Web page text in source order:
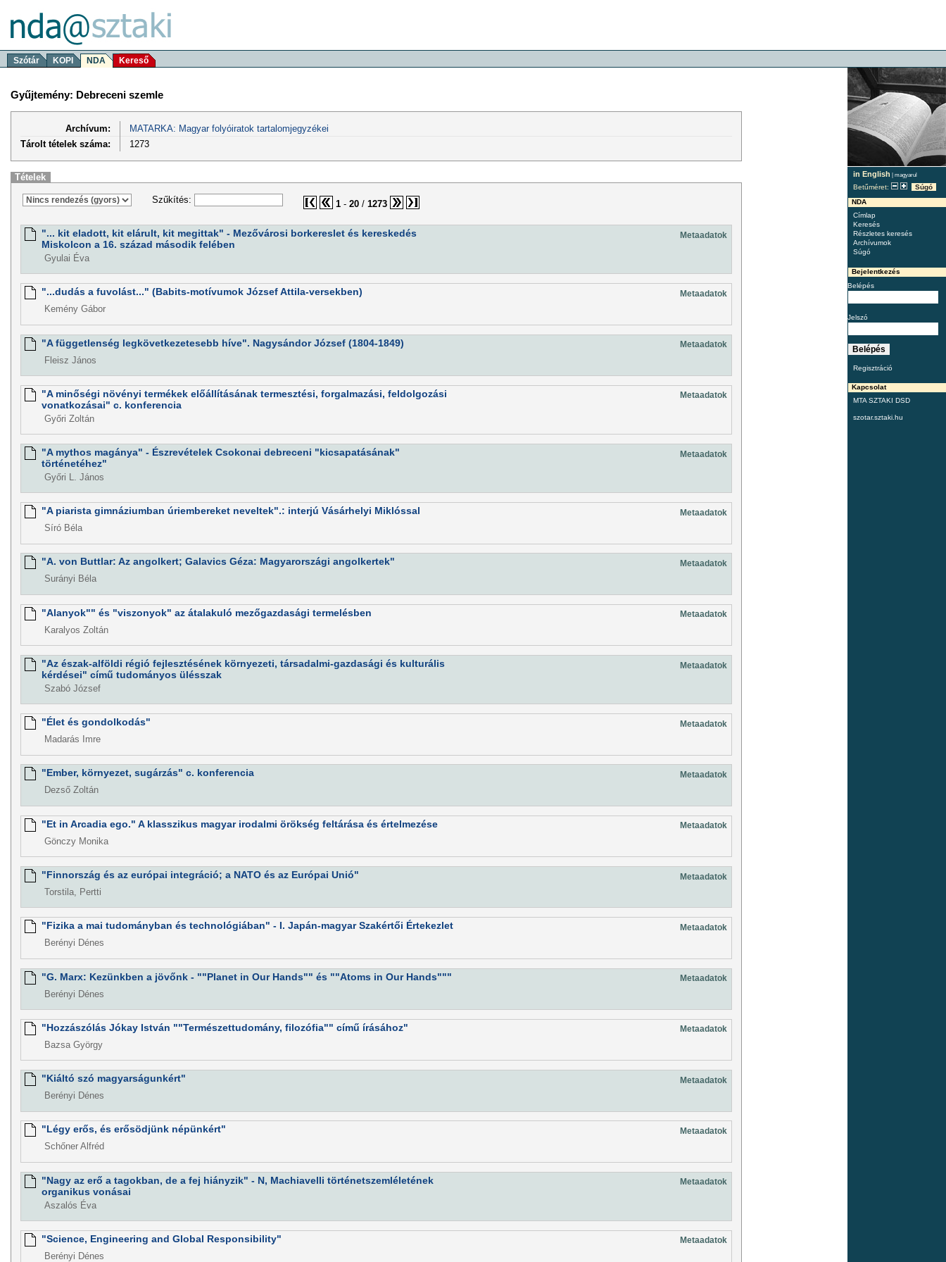
Szótár KOPI NDA Kereső
in English | magyarul
Betűméret:
Súgó
NDA
Címlap
Keresés
Részletes keresés
Archívumok
Súgó
Bejelentkezés
Belépés
Jelszó
Regisztráció
Kapcsolat
MTA SZTAKI DSD
szotar.sztaki.hu
Gyűjtemény: Debreceni szemle
Archívum:
MATARKA: Magyar folyóiratok tartalomjegyzékei
Tárolt tételek száma:
1273
Tételek
Szűkítés: 1- 20/ 1273
"... kit eladott, kit elárult, kit megittak" - Mezővárosi borkereslet és kereskedés
Miskolcon a 16. század második felében
Metaadatok
Gyulai Éva
"...dudás a fuvolást..." (Babits-motívumok József Attila-versekben) Metaadatok
Kemény Gábor
"A függetlenség legkövetkezetesebb híve". Nagysándor József (1804-1849) Metaadatok
Fleisz János
"A minőségi növényi termékek előállításának termesztési, forgalmazási, feldolgozási
vonatkozásai" c. konferencia
Metaadatok
Győri Zoltán
"A mythos magánya" - Észrevételek Csokonai debreceni "kicsapatásának"
történetéhez"
Metaadatok
Győri L. János
"A piarista gimnáziumban úriembereket neveltek".: interjú Vásárhelyi Miklóssal Metaadatok
Síró Béla
"A. von Buttlar: Az angolkert; Galavics Géza: Magyarországi angolkertek" Metaadatok
Surányi Béla
"Alanyok"" és "viszonyok" az átalakuló mezőgazdasági termelésben Metaadatok
Karalyos Zoltán
"Az észak-alföldi régió fejlesztésének környezeti, társadalmi-gazdasági és kulturális
kérdései" című tudományos ülésszak
Metaadatok
Szabó József
"Élet és gondolkodás" Metaadatok
Madarás Imre
"Ember, környezet, sugárzás" c. konferencia Metaadatok
Dezső Zoltán
"Et in Arcadia ego." A klasszikus magyar irodalmi örökség feltárása és értelmezése Metaadatok
Gönczy Monika
"Finnország és az európai integráció; a NATO és az Európai Unió" Metaadatok
Torstila, Pertti
"Fizika a mai tudományban és technológiában" - I. Japán-magyar Szakértői Értekezlet Metaadatok
Berényi Dénes
"G. Marx: Kezünkben a jövőnk - ""Planet in Our Hands"" és ""Atoms in Our Hands""" Metaadatok
Berényi Dénes
"Hozzászólás Jókay István ""Természettudomány, filozófia"" című írásához" Metaadatok
Bazsa György
"Kiáltó szó magyarságunkért" Metaadatok
Berényi Dénes
"Légy erős, és erősödjünk népünkért" Metaadatok
Schőner Alfréd
"Nagy az erő a tagokban, de a fej hiányzik" - N, Machiavelli történetszemléletének
organikus vonásai
Metaadatok
Aszalós Éva
"Science, Engineering and Global Responsibility" Metaadatok
Berényi Dénes